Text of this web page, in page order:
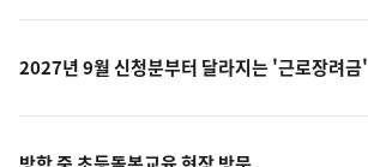
2027년 9월 신청분부터 달라지는 '근로장려금'